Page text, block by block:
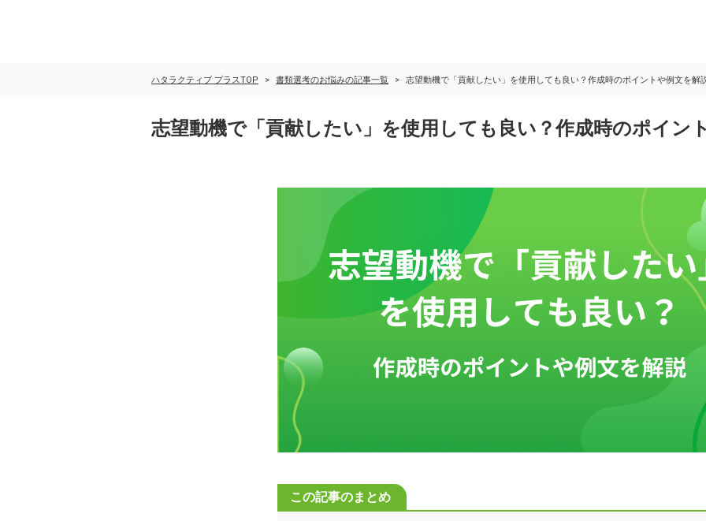
ハタラクティブ プラスTOP 書類選考のお悩みの記事一覧 志望動機で「貢献したい」を使用しても良い？作成時のポイントや例文を解
志望動機で「貢献したい」を使用しても良い？作成時のポイン
この記事のまとめ